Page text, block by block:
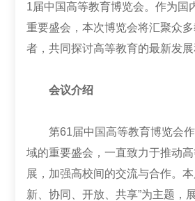
1届中国高等教育博览会。作为国
重要盛会，本次博览会将汇聚众
者，共同探讨高等教育的最新发展
会议介绍
第61届中国高等教育博览会作
域的重要盛会，一直致力于推动
展，加强高校间的交流与合作。本
新、协同、开放、共享”为主题，